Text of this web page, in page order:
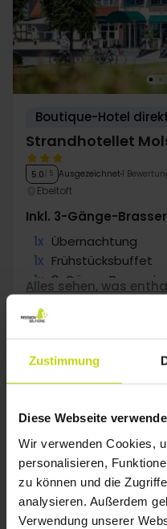
Zustimmung
Diese Webseite
Wir verwenden Cookies,
personalisieren,
zu können und die
analysieren. Außerdem
Verwendung unserer
Boutique-Hotel
Strandhotellet
5.0/ 5 Ausgezeichnet 1
Ebeltoft
Inkl. 3-Gänge-
1x Übernachtung
1x Frühstücksbuffet
1x 3-Gänge Brasserie
∞ Gratis Parken
Alles sehen, was
Gesamt 306,-
FAQ